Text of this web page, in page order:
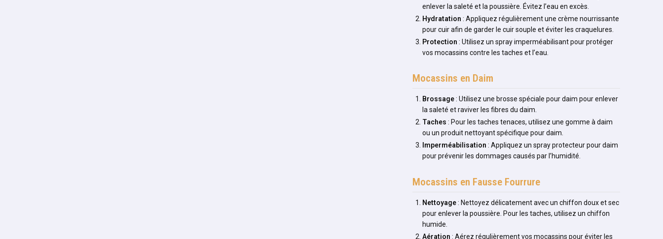
enlever la saleté et la poussière. Évitez l’eau en excès.
Hydratation : Appliquez régulièrement une crème nourrissante
pour cuir afin de garder le cuir souple et éviter les craquelures.
Protection : Utilisez un spray imperméabilisant pour protéger
vos mocassins contre les taches et l’eau.
Mocassins en Daim
Brossage: Utilisez une brosse spéciale pour daim pour enlever
la saleté et raviver les fibres du daim.
Taches : Pour les taches tenaces, utilisez une gomme à daim
ou un produit nettoyant spécifique pour daim.
Imperméabilisation : Appliquez un spray protecteur pour daim
pour prévenir les dommages causés par l’humidité.
Mocassins en Fausse Fourrure
Nettoyage: Nettoyez délicatement avec un chiffon doux et sec
pour enlever la poussière. Pour les taches, utilisez un chiffon
humide.
Aération : Aérez régulièrement vos mocassins pour éviter les